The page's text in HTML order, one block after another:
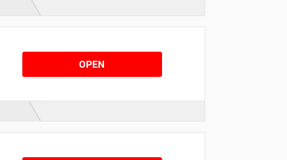
OPEN